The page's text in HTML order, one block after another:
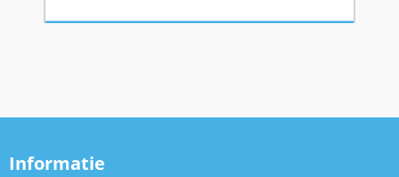
Informatie